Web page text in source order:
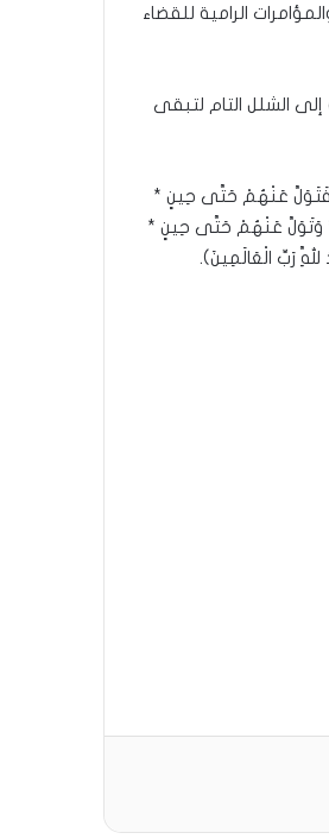
الرامية للقضاء
الشلل التام لتبقى
* فَتَوَلَّ عَنْهُمْ حَتَّى حِينٍ *
* وَتَوَلَّ عَنْهُمْ حَتَّى حِينٍ *
رَبِّ الْعَالَمِينَ).